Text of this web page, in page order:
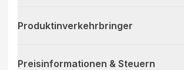
Produktinverkehrbringer
Preisinformationen & Steuern